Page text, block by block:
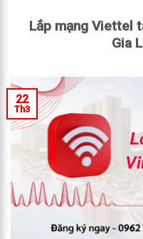
Lắp mạng Viettel
Gia
22
Th3